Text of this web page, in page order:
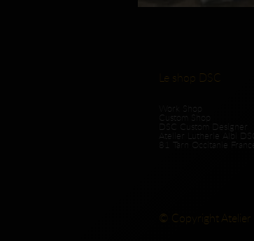
Le shop DSC
Work Shop
Custom Shop
DSC Custom Designer
Atelier Lutherie Albi
81 Tarn Occitanie
© Copyright Atelier